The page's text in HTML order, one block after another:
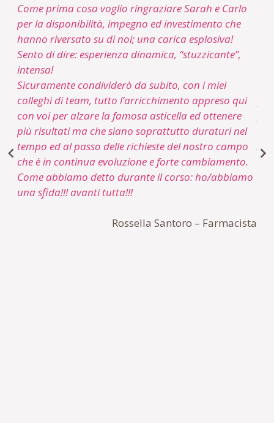
Come prima cosa voglio ringraziare Sarah e Carlo
per la disponibilità, impegno ed investimento che
hanno riversato su di noi; una carica esplosiva!
Sento di dire: esperienza dinamica, “stuzzicante”,
intensa!
Sicuramente condividerò da subito, con i miei
colleghi di team, tutto l’arricchimento appreso qui
con voi per alzare la famosa asticella ed ottenere
più risultati ma che siano soprattutto duraturi nel
tempo ed al passo delle richieste del nostro campo
che è in continua evoluzione e forte cambiamento.
Come abbiamo detto durante il corso: ho/abbiamo
una sfida!!! avanti tutta!!!
Rossella Santoro – Farmacista